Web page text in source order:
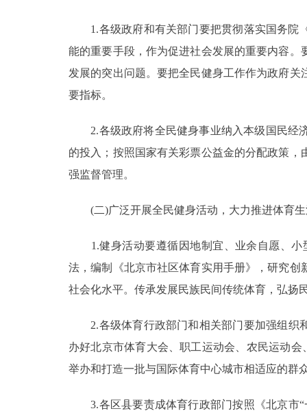
1.各级政府和有关部门要把贯彻落实国务院《
能的重要手段，作为促进社会发展的重要内容
发展的突出问题。要把全民健身工作作为政府
要指标。
2.各级政府将全民健身事业纳入本级国民经济
的投入；按照国家有关彩票公益金的分配政策
强监督管理。
(二)广泛开展全民健身活动，大力推进体育生
1.健身活动要遵循因地制宜、业余自愿、小
法，编制《北京市社区体育实用手册》，研究
社会化水平。传承发展民族民间传统体育，弘扬
2.各级体育行政部门和相关部门要加强组织和
办好北京市体育大会、职工运动会、农民运动
举办和打造一批与国际体育中心城市相适应的群
3.各区县要责成体育行政部门按照《北京市“